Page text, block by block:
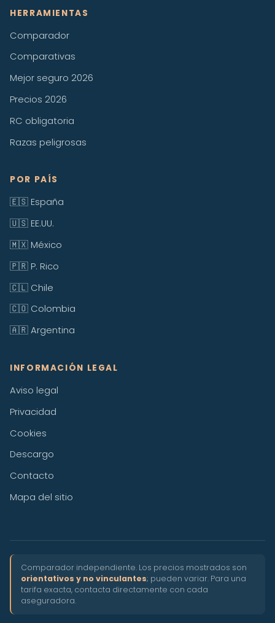
HERRAMIENTAS
Comparador
Comparativas
Mejor seguro 2026
Precios 2026
RC obligatoria
Razas peligrosas
POR PAÍS
🇪🇸 España
🇺🇸 EE.UU.
🇲🇽 México
🇵🇷 P. Rico
🇨🇱 Chile
🇨🇴 Colombia
🇦🇷 Argentina
INFORMACIÓN LEGAL
Aviso legal
Privacidad
Cookies
Descargo
Contacto
Mapa del sitio
Comparador independiente. Los precios mostrados son
orientativos y no vinculantes; pueden variar. Para una
tarifa exacta, contacta directamente con cada
aseguradora.